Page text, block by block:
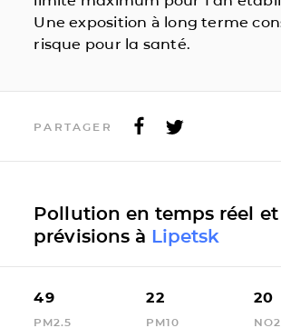
Une exposition à long terme
risque pour la santé.
PARTAGER
Pollution en temps réel et
prévisions à Lipetsk
49
PM2.5
22
PM10
20
NO2